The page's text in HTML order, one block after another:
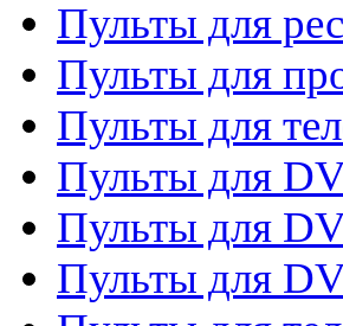
Пульты для
Пульты для
Пульты для
Пульты для
Пульты для
Пульты для